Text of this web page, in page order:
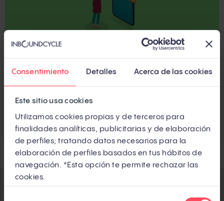
Consentimiento Detalles Acerca de las cookies
Este sitio usa cookies
Utilizamos cookies propias y de terceros para
finalidades analíticas, publicitarias y de elaboración
de perfiles; tratando datos necesarios para la
elaboración de perfiles basados en tus hábitos de
navegación. *Esta opción te permite rechazar las
cookies.
Instagram
PorMarina Franco